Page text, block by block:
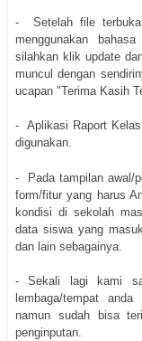
- Setelah file
menggunakan
silahkan klik update
muncul dengan
ucapan "Terima Kasih
- Aplikasi Raport
digunakan.
- Pada tampilan awal/
form/fitur yang harus
kondisi di sekolah
data siswa yang
dan lain sebagainya.
- Sekali lagi kami
lembaga/tempat
namun sudah bisa
penginputan.